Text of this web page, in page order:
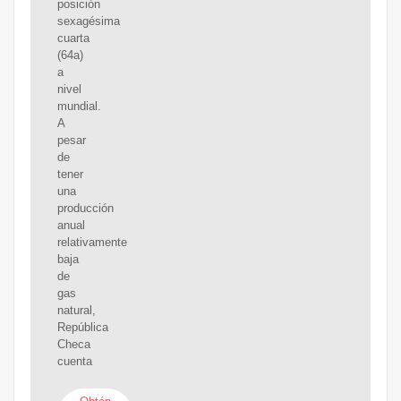
posición
sexagésima
cuarta
(64a)
a
nivel
mundial.
A
pesar
de
tener
una
producción
anual
relativamente
baja
de
gas
natural,
República
Checa
cuenta